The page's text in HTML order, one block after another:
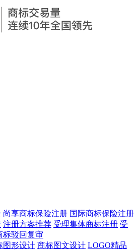
尚享商标保险注册 国际商标保险注册
注册方案推荐 受理集体商标注册 受
标驳回复审
图形设计 商标图文设计 LOGO精品